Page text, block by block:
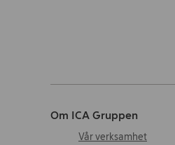
Om ICA Gruppen
Vår verksamhet